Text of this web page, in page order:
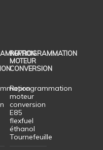
REPROGRAMMATION
MOTEUR
CONVERSION
Reprogrammation
moteur
conversion
E85
flexfuel
éthanol
Tournefeuille